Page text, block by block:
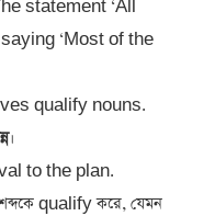
statement ‘All
‘Most of the
qualify করে, যেমন